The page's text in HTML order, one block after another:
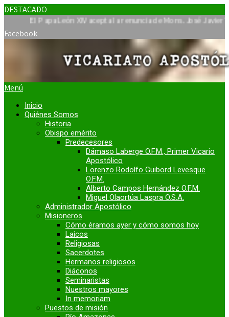
DESTACADO
Papa León XIV acepta la renuncia de Mons. José Javier
Facebook
Menú
Inicio
Quiénes Somos
Historia
Obispo emérito
Predecesores
Dámaso Laberge O.F.M., Primer Vicario
Apostólico
Lorenzo Rodolfo Guibord Levesque
O.F.M.
Alberto Campos Hernández O.F.M.
Miguel Olaortúa Laspra O.S.A.
Administrador Apostólico
Misioneros
Cómo éramos ayer y cómo somos hoy
Laicos
Religiosas
Sacerdotes
Hermanos religiosos
Diáconos
Seminaristas
Nuestros mayores
In memoriam
Puestos de misión